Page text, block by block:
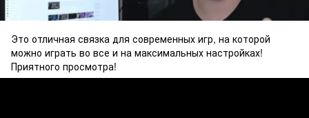
Это отличная связка для современных игр, на которой
можно играть во все и на максимальных настройках!
Приятного просмотра!